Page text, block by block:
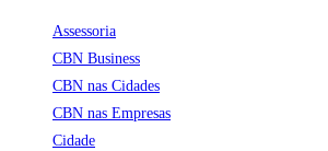
Assessoria
CBN Business
CBN nas Cidades
CBN nas Empresas
Cidade